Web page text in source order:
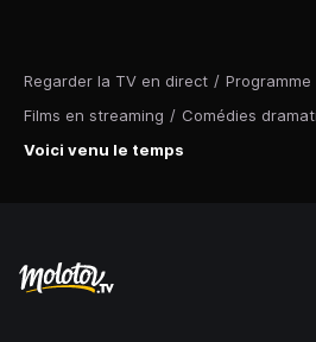
Regarder la TV en direct / Programme
Films en streaming / Comédies
Voici venu le temps